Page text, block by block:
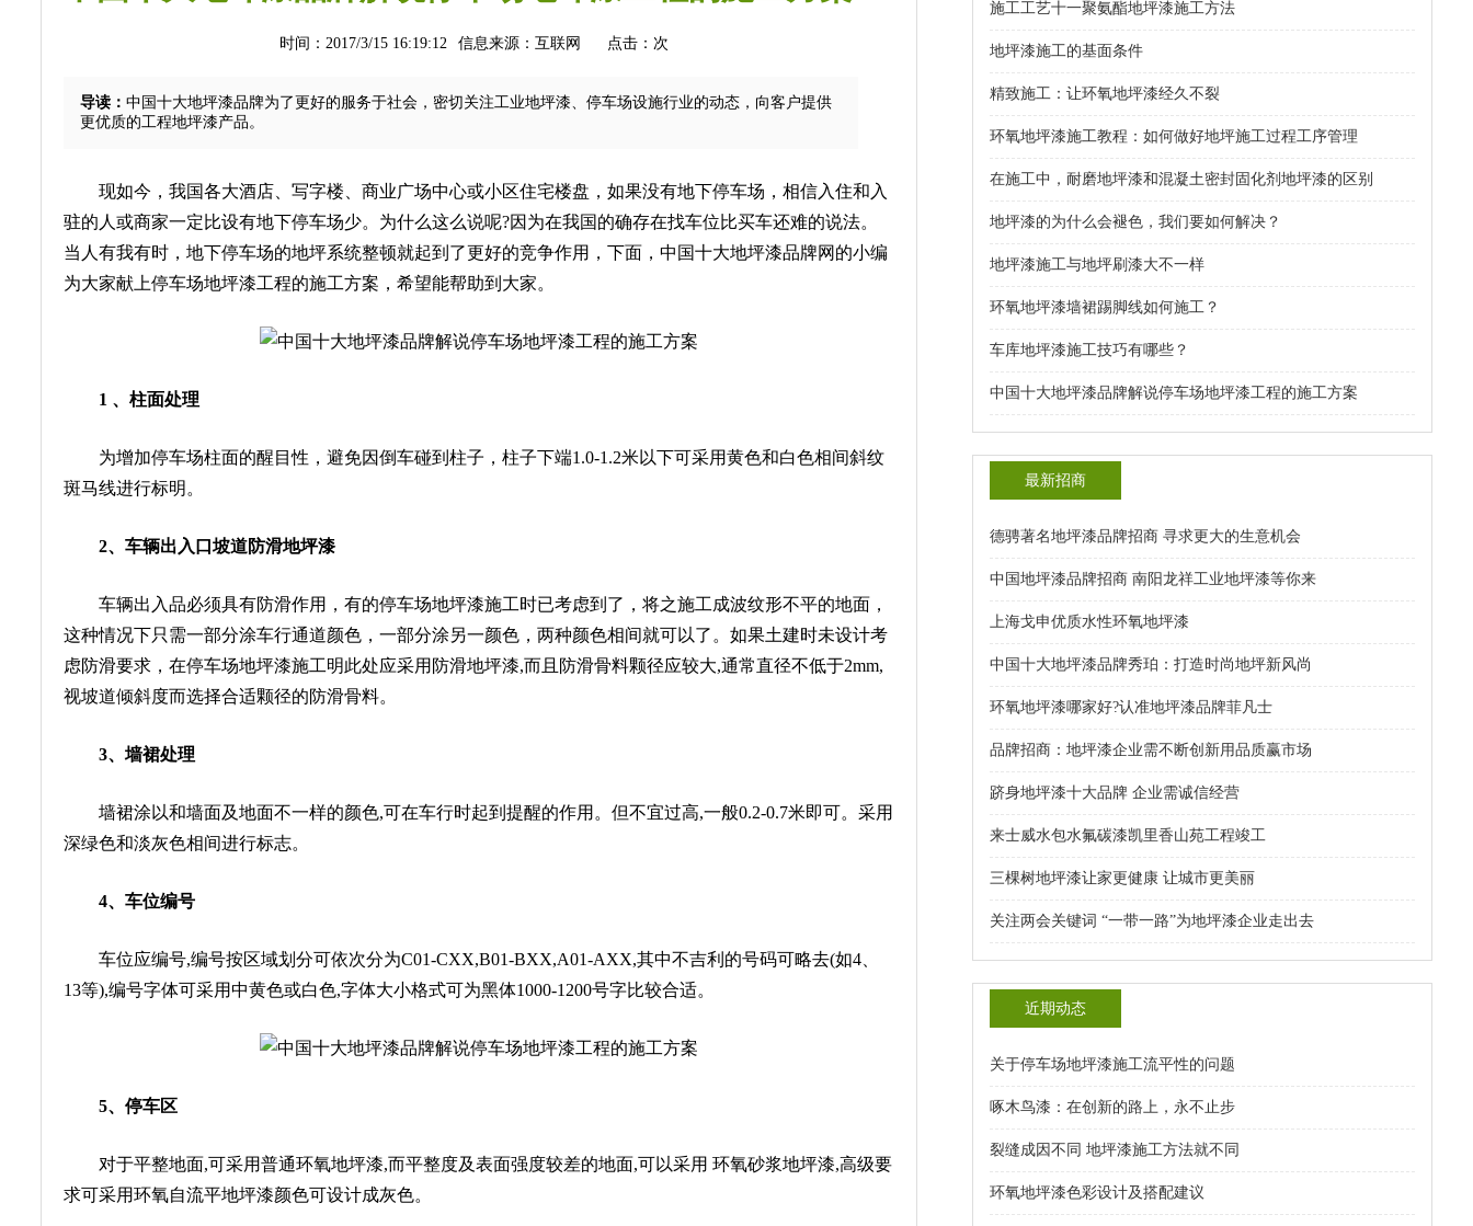
时间：2017/3/15 16:19:12 信息来源：互联网 点击： 次
导读： 中国十大地坪漆品牌为了更好的服务于社会，密切关注工业地坪漆、停车场设施行业的动态，向客户提供
更优质的工程地坪漆产品。
现如今，我国各大酒店、写字楼、商业广场中心或小区住宅楼盘，如果没有地下停车场，相信入住和入
驻的人或商家一定比设有地下停车场少。为什么这么说呢?因为在我国的确存在找车位比买车还难的说法。
当人有我有时，地下停车场的地坪系统整顿就起到了更好的竞争作用，下面， 中国十大地坪漆品牌网的小编
为大家献上停车场地坪漆工程的施工方案，希望能帮助到大家。
1 、柱面处理
为增加停车场柱面的醒目性，避免因倒车碰到柱子，柱子下端1.0-1.2米以下可采用黄色和白色相间斜纹
斑马线进行标明。
2、车辆出入口坡道防滑地坪漆
车辆出入品必须具有防滑作用，有的停车场地坪漆施工时已考虑到了，将之施工成波纹形不平的地面，
这种情况下只需一部分涂车行通道颜色，一部分涂另一颜色，两种颜色相间就可以了。如果土建时未设计考
虑防滑要求，在停车场地坪漆施工明此处应采用防滑地坪漆,而且防滑骨料颗径应较大,通常直径不低于2mm,
视坡道倾斜度而选择合适颗径的防滑骨料。
3、墙裙处理
墙裙涂以和墙面及地面不一样的颜色,可在车行时起到提醒的作用。但不宜过高,一般0.2-0.7米即可。采用
深绿色和淡灰色相间进行标志。
4、车位编号
车位应编号,编号按区域划分可依次分为C01-CXX,B01-BXX,A01-AXX,其中不吉利的号码可略去(如4、
13等),编号字体可采用中黄色或白色,字体大小格式可为黑体1000-1200号字比较合适。
5、停车区
对于平整地面,可采用普通环氧地坪漆,而平整度及表面强度较差的地面,可以采用 环氧砂浆地坪漆,高级要
求可采用环氧自流平地坪漆颜色可设计成灰色。
施工工艺十一聚氨酯地坪漆施工方法
地坪漆施工的基面条件
精致施工：让环氧地坪漆经久不裂
环氧地坪漆施工教程：如何做好地坪施工过程工序管理
在施工中，耐磨地坪漆和混凝土密封固化剂地坪漆的区别
地坪漆的为什么会褪色，我们要如何解决？
地坪漆施工与地坪刷漆大不一样
环氧地坪漆墙裙踢脚线如何施工？
车库地坪漆施工技巧有哪些？
中国十大地坪漆品牌解说停车场地坪漆工程的施工方案
最新招商
德骋著名地坪漆品牌招商 寻求更大的生意机会
中国地坪漆品牌招商 南阳龙祥工业地坪漆等你来
上海戈申优质水性环氧地坪漆
中国十大地坪漆品牌秀珀：打造时尚地坪新风尚
环氧地坪漆哪家好?认准地坪漆品牌菲凡士
品牌招商：地坪漆企业需不断创新用品质赢市场
跻身地坪漆十大品牌 企业需诚信经营
来士威水包水氟碳漆凯里香山苑工程竣工
三棵树地坪漆让家更健康 让城市更美丽
关注两会关键词 “一带一路”为地坪漆企业走出去
近期动态
关于停车场地坪漆施工流平性的问题
啄木鸟漆：在创新的路上，永不止步
裂缝成因不同 地坪漆施工方法就不同
环氧地坪漆色彩设计及搭配建议